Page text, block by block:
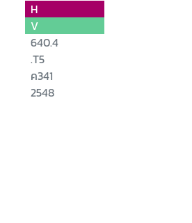
H
V
640.4
.T5
ค341
2548